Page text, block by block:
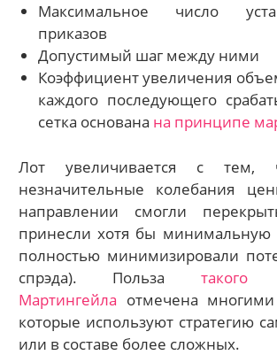
Максимальное число
приказов
Допустимый шаг между ними
Коэффициент увеличения
каждого последующего
сетка основана на принципе
Лот увеличивается с тем,
незначительные колебания
направлении смогли
принесли хотя бы
полностью минимизировали
спрэда). Польза такого
Мартингейла отмечена
которые используют стратегию
или в составе более сложных.